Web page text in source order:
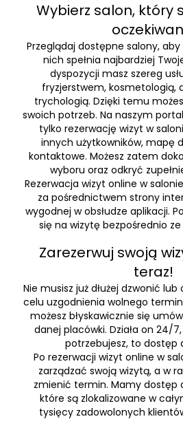
Wybierz salon, który
Przeglądaj dostępne salony,
nich spełnia najbardziej
dyspozycji masz szereg
fryzjerstwem, kosmetologią,
trychologią. Dzięki temu
swoich potrzeb. Na naszym
tylko rezerwację wizyt w
innych użytkowników, mapę
kontaktowe. Możesz zatem
wyboru oraz odkryć
Rezerwacja wizyt online w
za pośrednictwem strony
wygodnej w obsłudze aplikacji.
się na wizytę bezpośrednio
Zarezerwuj swoją
teraz!
Nie musisz już dłużej dzwonić
celu uzgodnienia wolnego
możesz błyskawicznie się
danej placówki. Działa on 24/
potrzebujesz, to dostęp
Po rezerwacji wizyt online w
zarządzać swoją wizytą, a w
zmienić termin. Mamy dostęp
które są zlokalizowane w
tysięcy zadowolonych